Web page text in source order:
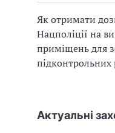
Як отримати
Нацполіції на
приміщень для
підконтрольних
Актуальні